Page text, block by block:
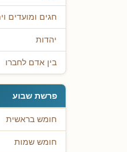
חגים ומועדים
יהדות
בין אדם לחברו
פרשת שבוע
חומש בראשית
חומש שמות